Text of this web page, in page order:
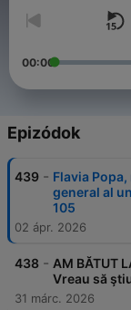
00:00
Epizódok
439 - Flavia
general al
105
02 ápr. 2026
438 - AM BĂTUT
Vreau să
31 márc. 2026